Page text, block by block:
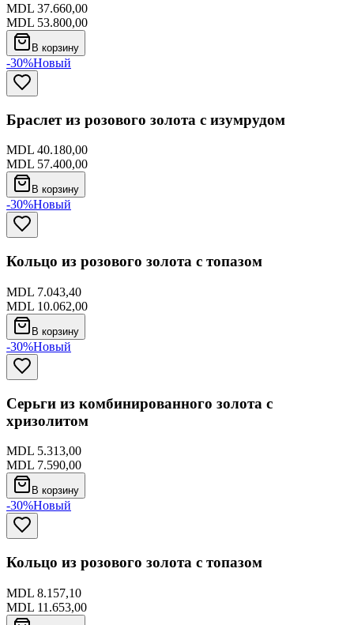
MDL 37.660,00
MDL 53.800,00
В корзину
-30%Новый
Браслет из розового золота с изумрудом
MDL 40.180,00
MDL 57.400,00
В корзину
-30%Новый
Кольцо из розового золота с топазом
MDL 7.043,40
MDL 10.062,00
В корзину
-30%Новый
Серьги из комбинированного золота с
хризолитом
MDL 5.313,00
MDL 7.590,00
В корзину
-30%Новый
Кольцо из розового золота с топазом
MDL 8.157,10
MDL 11.653,00